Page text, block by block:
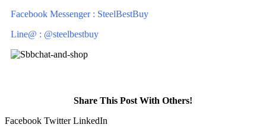
Facebook Messenger : SteelBestBuy
Line@ : @steelbestbuy
Share This Post With Others!
Facebook Twitter LinkedIn